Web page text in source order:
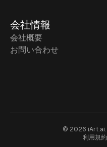
会社情報
会社概要
お問い合わせ
© 2026 iArt.ai.
利用規約